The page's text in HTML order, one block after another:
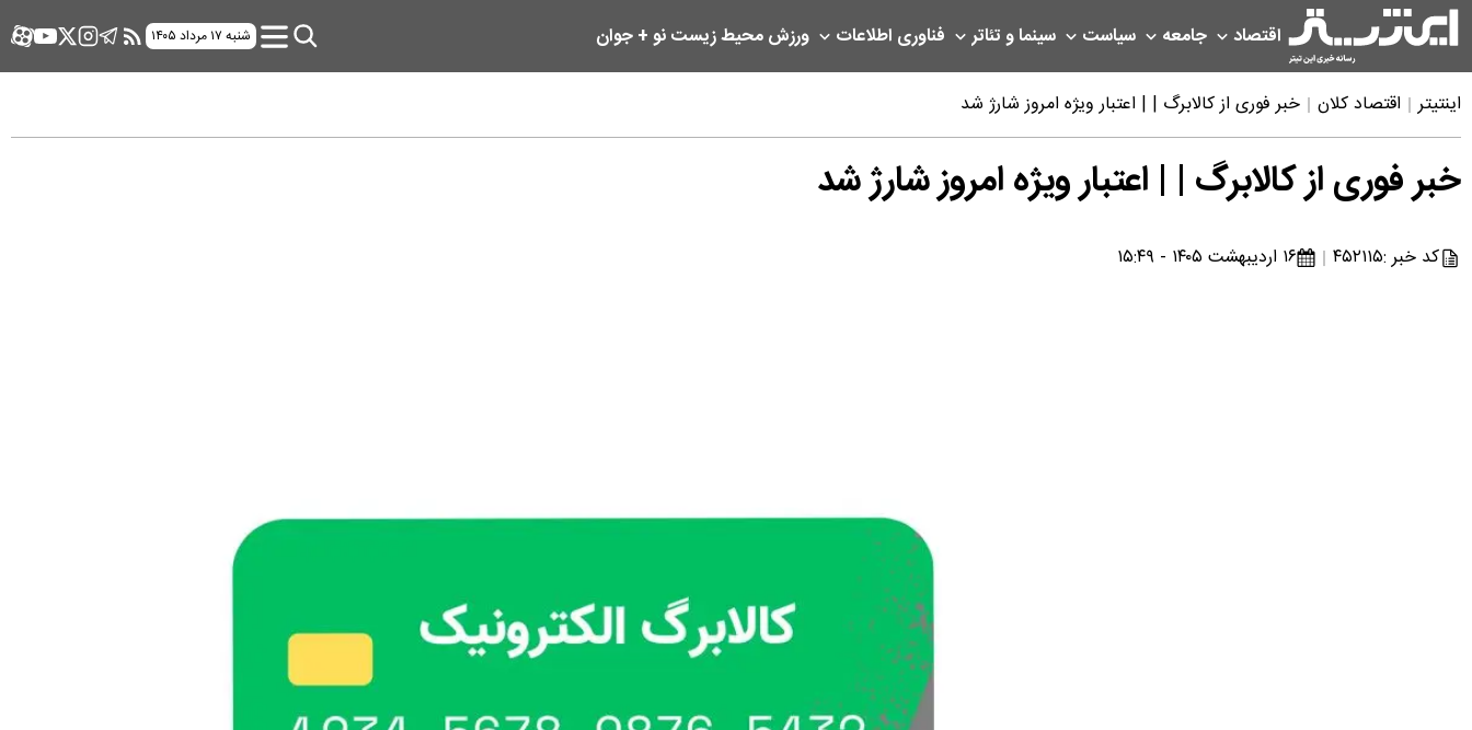
اقتصاد جامعه سیاست سینما و تئاتر فناوری اطلاعات ورزشمحیط زیستنو + جوان شنبه ۱۷ مرداد ۱۴۰۵
اینتیتر اقتصاد کلان خبر فوری از کالابرگ | | اعتبار ویژه امروز شارژ شد
خبر فوری از کالابرگ | | اعتبار ویژه امروز شارژ شد
کد خبر :۴۵۲۱۱۵ ۱۶ اردیبهشت ۱۴۰۵ - ۱۵:۴۹